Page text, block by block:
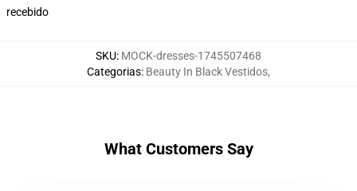
recebido
SKU: MOCK-dresses-1745507468
Categorias: Beauty In Black Vestidos,
What Customers Say